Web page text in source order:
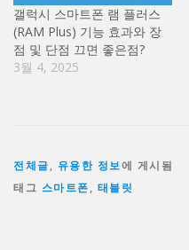
갤럭시 스마트폰 램 플러스
(RAM Plus) 기능 효과와 장
점 및 단점 끄면 좋은점?
3월 4, 2025
전체글, 유용한 정보에 게시됨
태그 스마트폰, 태블릿